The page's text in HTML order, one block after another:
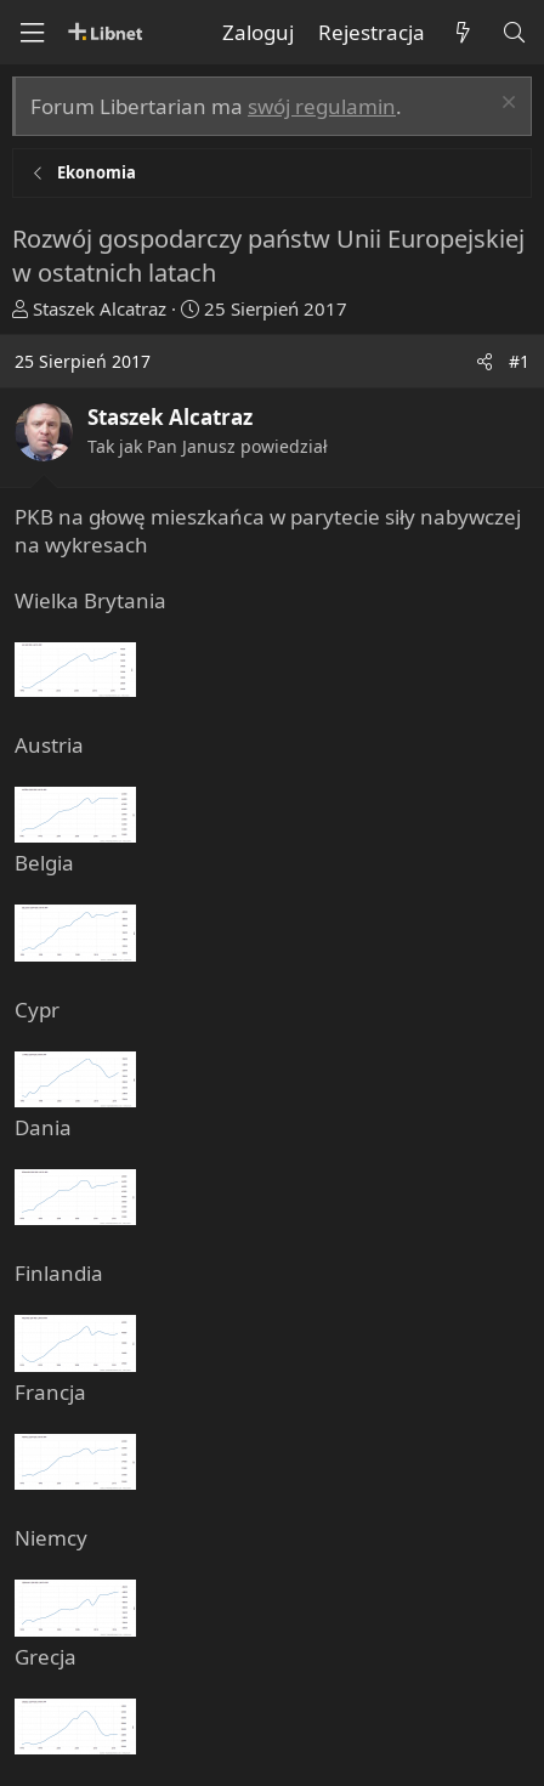
Zaloguj Rejestracja
Forum Libertarian ma swój regulamin.
Ekonomia
Rozwój gospodarczy państw Unii Europejskiej
w ostatnich latach
T
r
a
d
s
a
r
e
r
Staszek Alcatraz
R
o
z
t
25 Sierpień 2017
25 Sierpień 2017 #1
Staszek Alcatraz
Tak jak Pan Janusz powiedział
PKB na głowę mieszkańca w parytecie siły nabywczej
na wykresach
Wielka Brytania
Austria
Belgia
Cypr
Dania
Finlandia
Francja
Niemcy
Grecja